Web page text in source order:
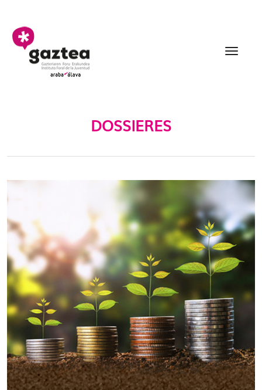
Eduki nagusira joan
DOSSIERES